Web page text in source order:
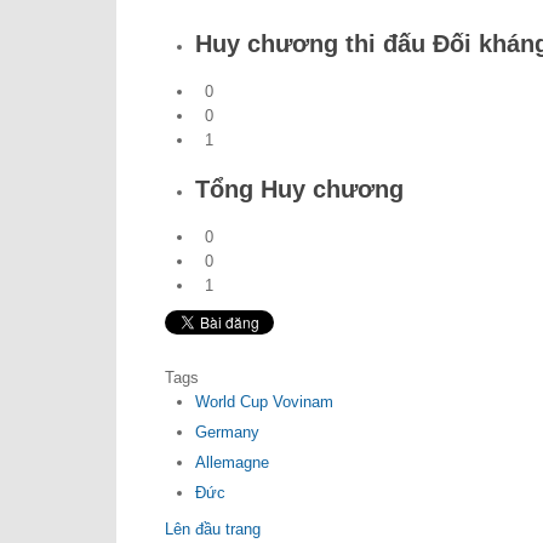
Huy chương thi đấu Đối
0
0
1
Tổng Huy chương
0
0
1
Tags
World Cup Vovinam
Germany
Allemagne
Đức
Lên đầu trang